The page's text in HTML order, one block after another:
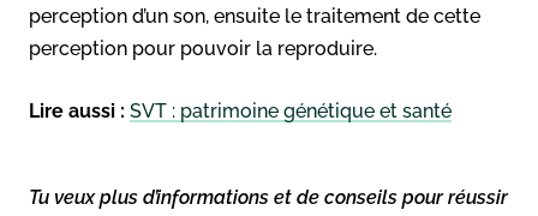
perception d’un son, ensuite le traitement de cette
perception pour pouvoir la reproduire.
Lire aussi : SVT : patrimoine génétique et santé
Tu veux plus d’informations et de conseils pour réussir